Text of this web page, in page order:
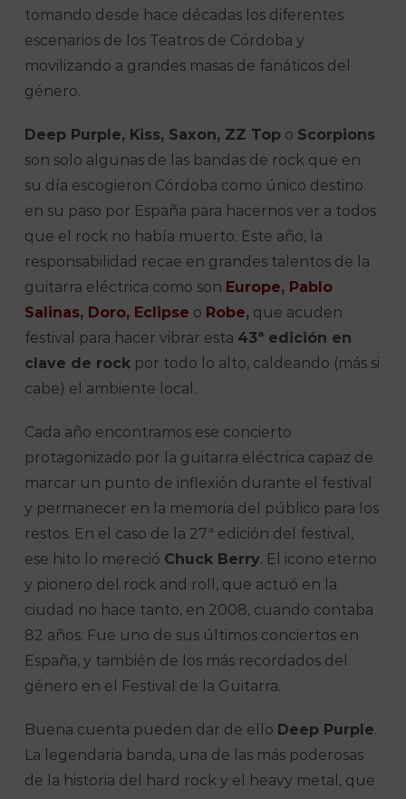
tomando desde hace décadas los diferentes
escenarios de los Teatros de Córdoba y
movilizando a grandes masas de fanáticos del
género.
Deep Purple, Kiss, Saxon, ZZ Top o Scorpions
son solo algunas de las bandas de rock que en
su día escogieron Córdoba como único destino
en su paso por España para hacernos ver a todos
que el rock no había muerto. Este año, la
responsabilidad recae en grandes talentos de la
guitarra eléctrica como son Europe, Pablo
Salinas, Doro, Eclipse o Robe, que acuden
festival para hacer vibrar esta 43ª edición en
clave de rock por todo lo alto, caldeando (más si
cabe) el ambiente local.
Cada año encontramos ese concierto
protagonizado por la guitarra eléctrica capaz de
marcar un punto de inflexión durante el festival
y permanecer en la memoria del público para los
restos. En el caso de la 27ª edición del festival,
ese hito lo mereció Chuck Berry. El icono eterno
y pionero del rock and roll, que actuó en la
ciudad no hace tanto, en 2008, cuando contaba
82 años. Fue uno de sus últimos conciertos en
España, y también de los más recordados del
género en el Festival de la Guitarra.
Buena cuenta pueden dar de ello Deep Purple.
La legendaria banda, una de las más poderosas
de la historia del hard rock y el heavy metal, que